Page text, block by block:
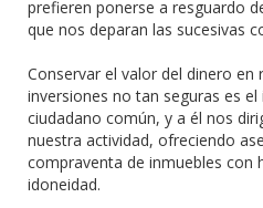
prefieren ponerse a resguardo
que nos deparan las sucesivas
Conservar el valor del dinero en
inversiones no tan seguras es
ciudadano común, y a él nos
nuestra actividad, ofreciendo
compraventa de inmuebles con
idoneidad.